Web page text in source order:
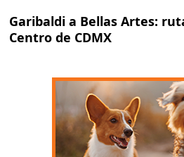
Garibaldi a Bellas Artes:
Centro de CDMX